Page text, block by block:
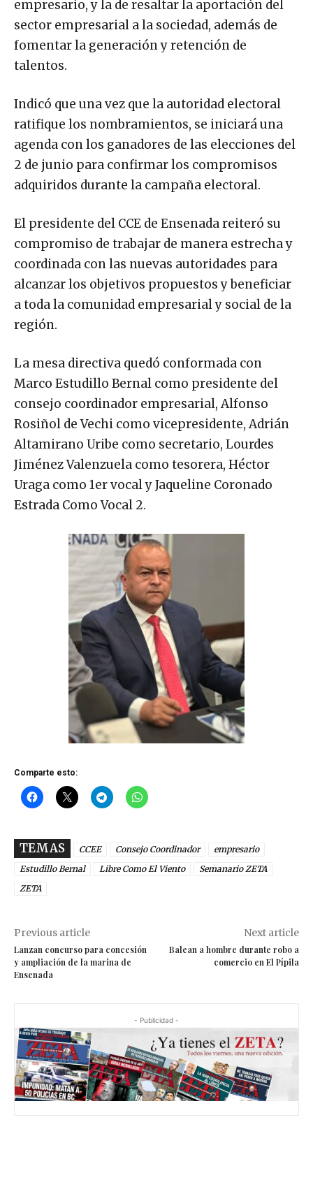
empresario, y la de resaltar la aportación del
sector empresarial a la sociedad, además de
fomentar la generación y retención de
talentos.
Indicó que una vez que la autoridad electoral
ratifique los nombramientos, se iniciará una
agenda con los ganadores de las elecciones del
2 de junio para confirmar los compromisos
adquiridos durante la campaña electoral.
El presidente del CCE de Ensenada reiteró su
compromiso de trabajar de manera estrecha y
coordinada con las nuevas autoridades para
alcanzar los objetivos propuestos y beneficiar
a toda la comunidad empresarial y social de la
región.
La mesa directiva quedó conformada con
Marco Estudillo Bernal como presidente del
consejo coordinador empresarial, Alfonso
Rosiñol de Vechi como vicepresidente, Adrián
Altamirano Uribe como secretario, Lourdes
Jiménez Valenzuela como tesorera, Héctor
Uraga como 1er vocal y Jaqueline Coronado
Estrada Como Vocal 2.
Comparte esto:
TEMAS CCEE Consejo Coordinador
empresario
Estudillo Bernal
Libre Como El Viento
Semanario ZETA
ZETA
Previous article
Lanzan concurso para concesión
y ampliación de la marina de
Ensenada
Next article
Balean a hombre durante robo a
comercio en El Pípila
- Publicidad -